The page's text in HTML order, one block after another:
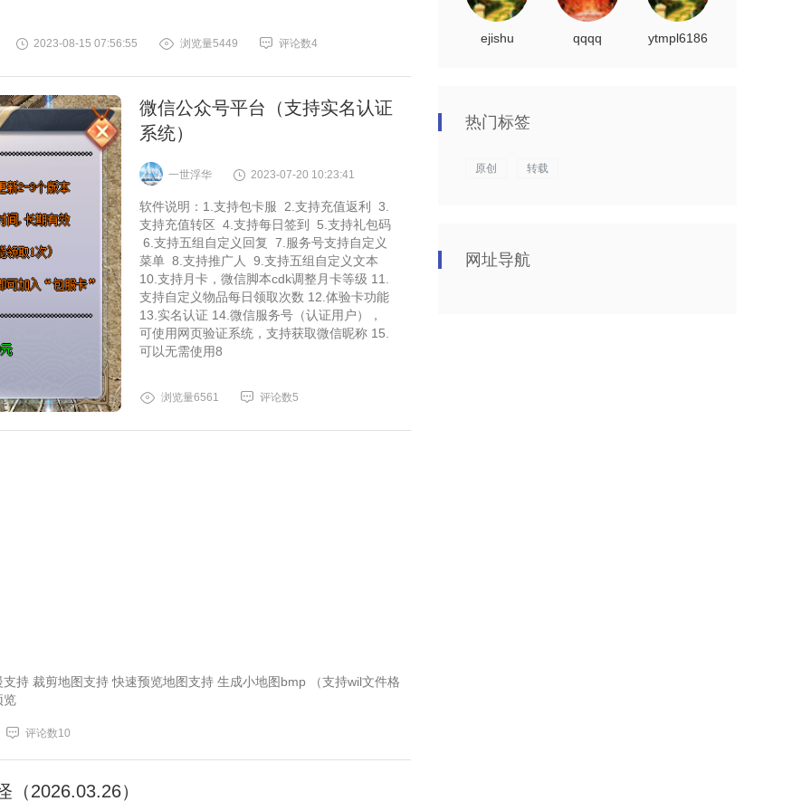
2023-08-15 07:56:55 浏览量5449 评论数4
微信公众号平台（支持实名认证
系统）
一世浮华 2023-07-20 10:23:41
软件说明：1.支持包卡服 2.支持充值返利 3.
支持充值转区 4.支持每日签到 5.支持礼包码
6.支持五组自定义回复 7.服务号支持自定义
菜单 8.支持推广人 9.支持五组自定义文本
10.支持月卡，微信脚本cdk调整月卡等级 11.
支持自定义物品每日领取次数 12.体验卡功能
13.实名认证 14.微信服务号（认证用户），
可使用网页验证系统，支持获取微信昵称 15.
可以无需使用8
浏览量6561 评论数5
持 裁剪地图支持 快速预览地图支持 生成小地图bmp （支持wil文件格
览
评论数10
（2026.03.26）
ejishu qqqq ytmpl6186
热门标签
原创 转载
网址导航